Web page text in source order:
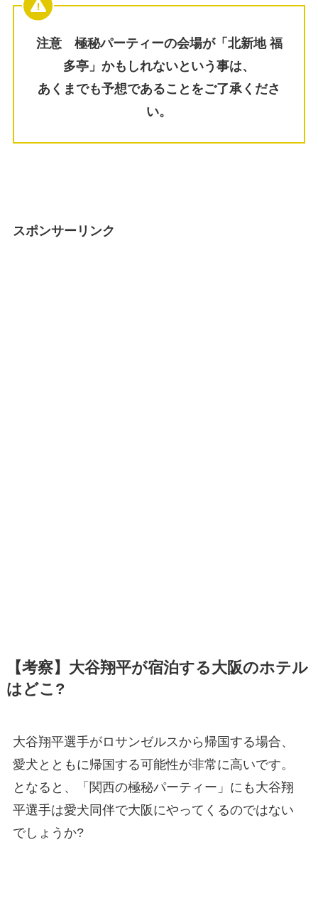
注意 極秘パーティーの会場が「北新地 福
多亭」かもしれないという事は、
あくまでも予想であることをご了承くださ
い。
スポンサーリンク
【考察】大谷翔平が宿泊する大阪のホテル
はどこ?
大谷翔平選手がロサンゼルスから帰国する場合、
愛犬とともに帰国する可能性が非常に高いです。
となると、「関西の極秘パーティー」にも大谷翔
平選手は愛犬同伴で大阪にやってくるのではない
でしょうか?